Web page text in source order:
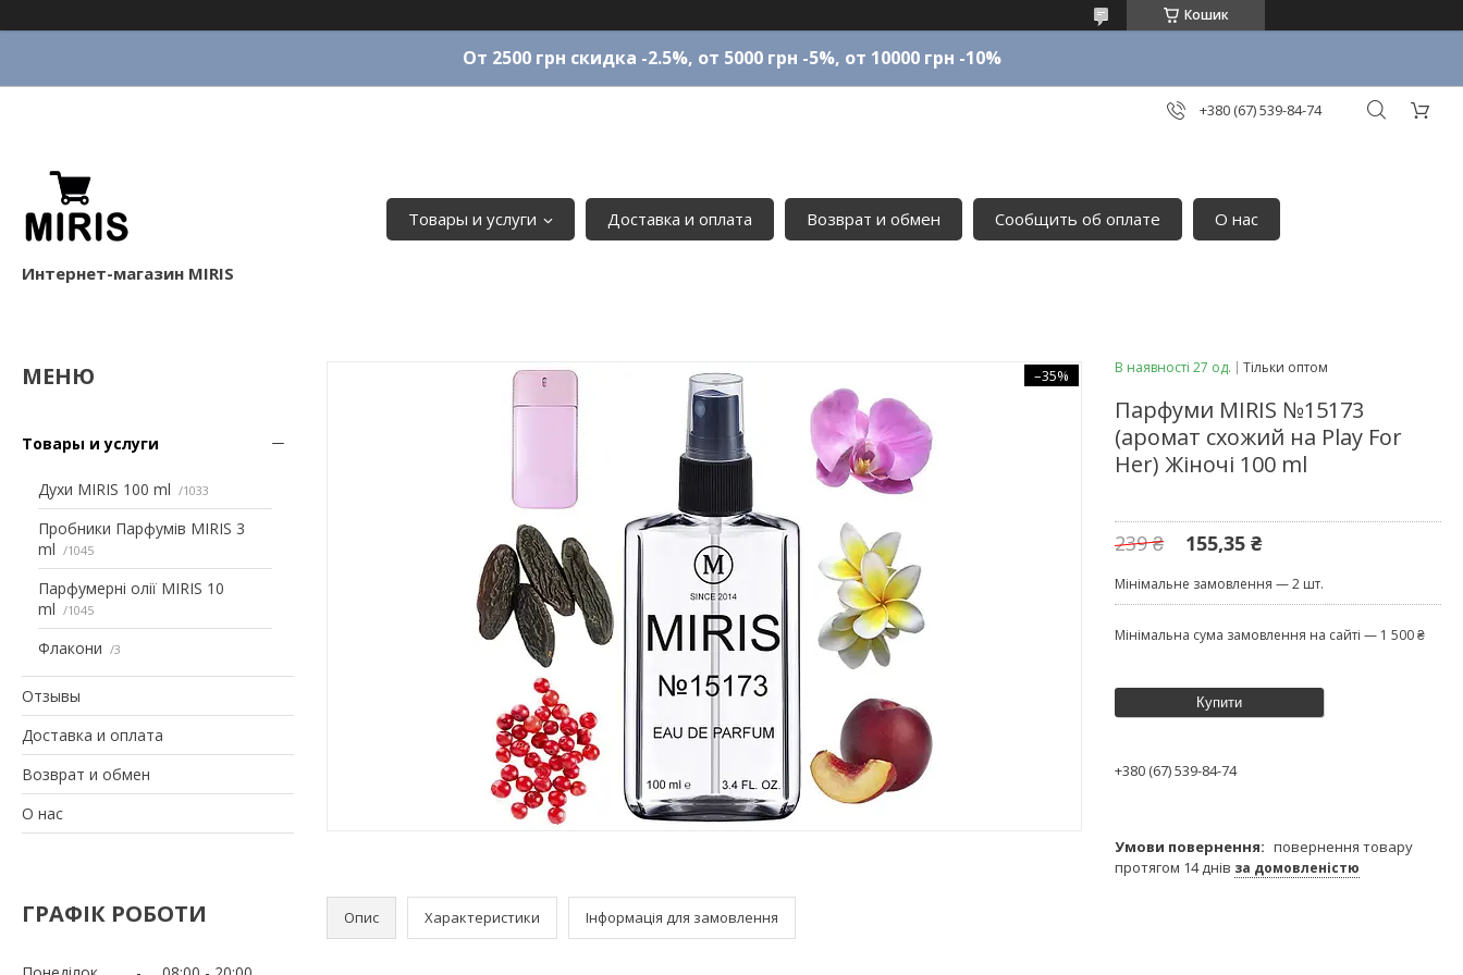
Кошик
От 2500 грн скидка -2.5%, от 5000 грн -5%, от 10000 грн -10%
+380 (67) 539-84-74
Интернет-магазин MIRIS
Товары и услуги Доставка и оплата Возврат и обмен Сообщить об оплате О нас
Товары и услуги
Духи MIRIS 100 ml 1033
Пробники Парфумів MIRIS 3
ml
1045
Парфумерні олії MIRIS 10
ml
1045
Флакони 3
Отзывы
Доставка и оплата
Возврат и обмен
О нас
ГРАФІК РОБОТИ
–35%
Опис Характеристики Інформація для замовлення
В наявності 27 од. Тільки оптом
Парфуми MIRIS №15173
(аромат схожий на Play For
Her) Жіночі 100 ml
239 ₴ 155,35 ₴
Мінімальне замовлення — 2 шт.
Мінімальна сума замовлення на сайті — 1 500 ₴
Купити
+380 (67) 539-84-74
повернення товару
протягом 14 днів за домовленістю